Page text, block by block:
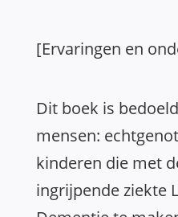
[Ervaringen en
Dit boek is
mensen:
kinderen die met
ingrijpende ziekte